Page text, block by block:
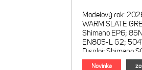
Modelový rok:
WARM SLATE
Shimano EP6;
EN805-L G2;
Displej: Shimano
režimov: Shimano
Novinka